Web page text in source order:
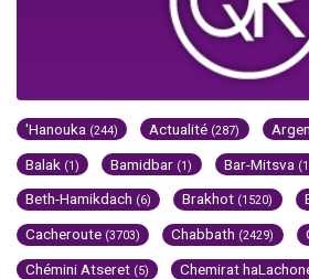
'Hanouka (244) Actualité (287)
Balak (1) Bamidbar (1) Bar-Mitsva
Beth-Hamikdach (6) Brakhot (1520)
Cacheroute (3703) Chabbath (2429)
Chémini Atseret (5) Chemirat